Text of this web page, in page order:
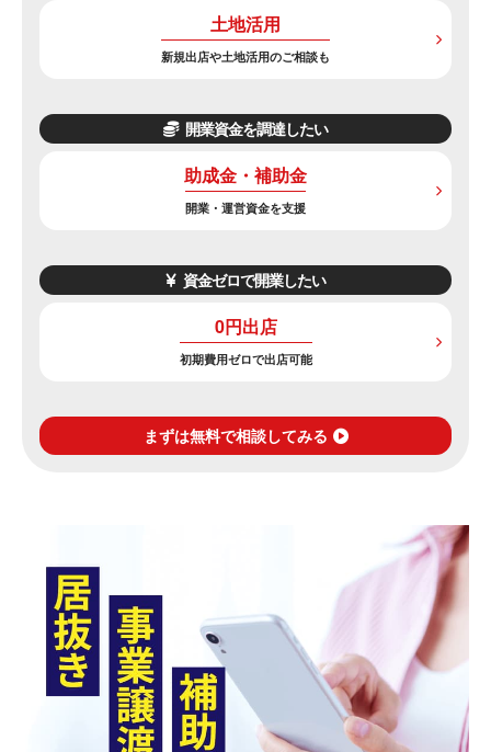
土地活用
新規出店や土地活用のご相談も
開業資金を調達したい
助成金・補助金
開業・運営資金を支援
資金ゼロで開業したい
0円出店
初期費用ゼロで出店可能
まずは無料で相談してみる